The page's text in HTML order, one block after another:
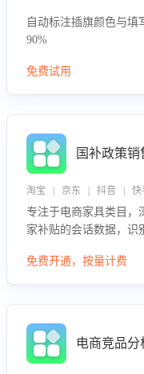
自动标注插旗颜色与填
90%
免费试用
国补政策
淘宝 | 京东 | 抖音 | 快
专注于电商家具类目，
家补贴的会话数据，识
略，助力商家利用国补
免费开通，按量计费
电商竞品